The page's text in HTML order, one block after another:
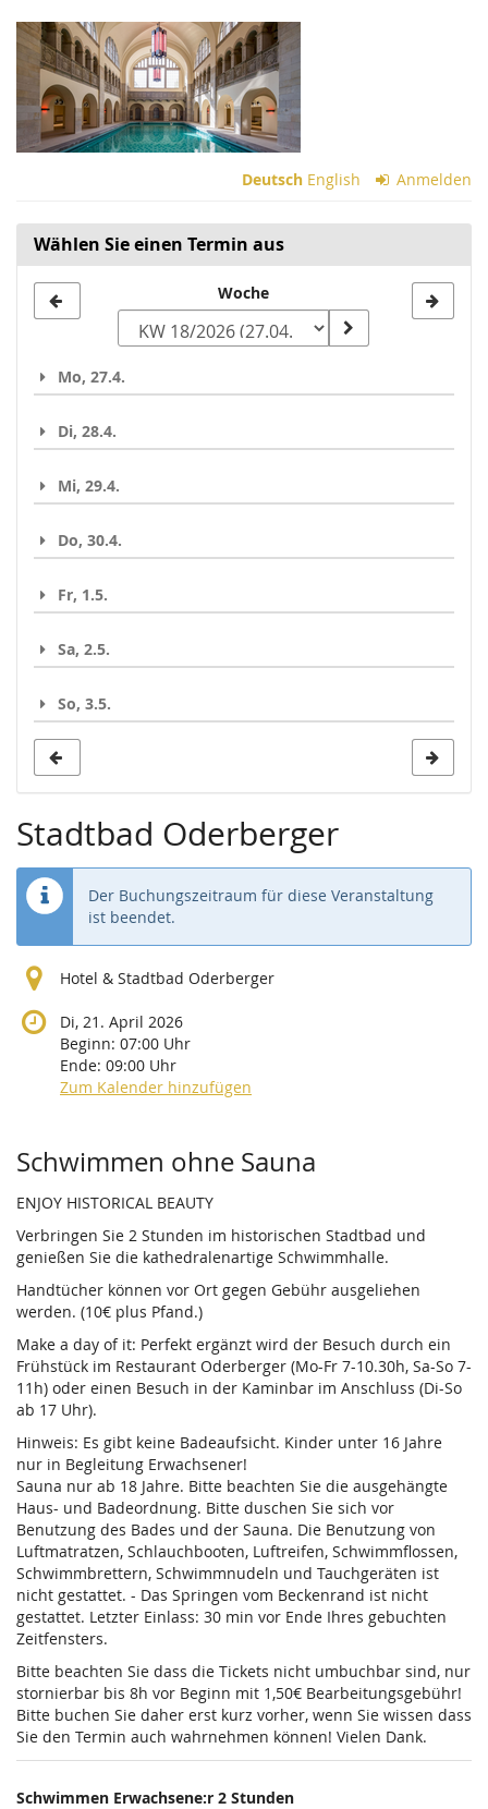
Zum
Haupt-
Inhalt
springen
Deutsch English Anmelden
Wählen Sie einen Termin aus
zur
auswählen
Woche
Mo, 27.4.
Di, 28.4.
Mi, 29.4.
Do, 30.4.
Fr, 1.5.
Sa, 2.5.
So, 3.5.
Stadtbad Oderberger
Der Buchungszeitraum für diese Veranstaltung
ist beendet.
Hotel & Stadtbad Oderberger
Di, 21. April 2026
Beginn: 07:00 Uhr
Ende: 09:00 Uhr
Zum Kalender hinzufügen
Produkte
Schwimmen ohne Sauna
ENJOY HISTORICAL BEAUTY
Verbringen Sie 2 Stunden im historischen Stadtbad und
genießen Sie die kathedralenartige Schwimmhalle.
Handtücher können vor Ort gegen Gebühr ausgeliehen
werden. (10€ plus Pfand.)
Make a day of it: Perfekt ergänzt wird der Besuch durch ein
Frühstück im Restaurant Oderberger (Mo-Fr 7-10.30h, Sa-So 7-
11h) oder einen Besuch in der Kaminbar im Anschluss (Di-So
ab 17 Uhr).
Hinweis: Es gibt keine Badeaufsicht. Kinder unter 16 Jahre
nur in Begleitung Erwachsener!
Sauna nur ab 18 Jahre. Bitte beachten Sie die ausgehängte
Haus- und Badeordnung. Bitte duschen Sie sich vor
Benutzung des Bades und der Sauna. Die Benutzung von
Luftmatratzen, Schlauchbooten, Luftreifen, Schwimmflossen,
Schwimmbrettern, Schwimmnudeln und Tauchgeräten ist
nicht gestattet. - Das Springen vom Beckenrand ist nicht
gestattet. Letzter Einlass: 30 min vor Ende Ihres gebuchten
Zeitfensters.
Bitte beachten Sie dass die Tickets nicht umbuchbar sind, nur
stornierbar bis 8h vor Beginn mit 1,50€ Bearbeitungsgebühr!
Bitte buchen Sie daher erst kurz vorher, wenn Sie wissen dass
Sie den Termin auch wahrnehmen können! Vielen Dank.
Schwimmen Erwachsene:r 2 Stunden